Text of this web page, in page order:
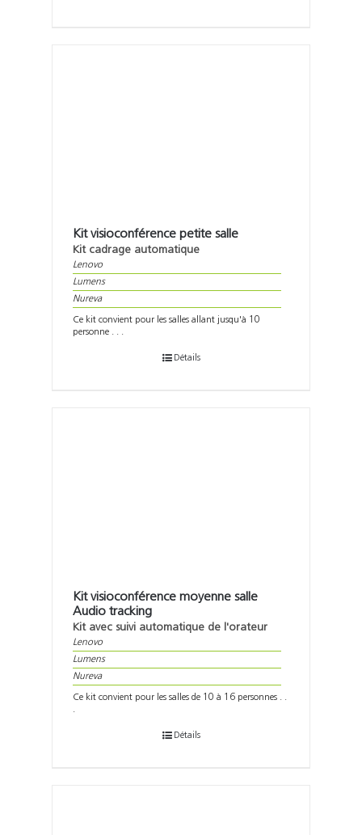
Kit visioconférence petite salle
Kit cadrage automatique
Lenovo
Lumens
Nureva
Ce kit convient pour les salles allant jusqu'à 10
personne . . .
Détails
Kit visioconférence moyenne salle
Audio tracking
Kit avec suivi automatique de l'orateur
Lenovo
Lumens
Nureva
Ce kit convient pour les salles de 10 à 16 personnes . .
.
Détails